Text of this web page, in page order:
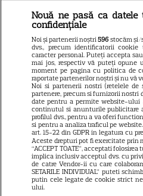
Cum
și care
Nouă ne pasă ca datele
confidențiale
Noi și partenerii noștri596 stocăm și/
dvs., precum identificatorii
caracter personal. Puteți accepta
mai jos, respectiv vă puteți
moment pe pagina cu politica de
raportate partenerilor noștri și nu vă
Noi si partenerii nostri (retelele de
partenere, precum si furnizorii nostri
date pentru a permite website-ului
continutul si anunturile publicitare
profilul dvs., pentru a va oferi
si pentru a analiza traficul pe
art. 15-22 din GDPR in legatura cu
Aceste drepturi pot fi exercitate prin
“ACCEPT TOATE”, acceptati
implica inclusiv acceptul dvs. cu
de catre Vendor-ii cu care
SETARILE INDIVIDUAL” puteti
putin cele legate de cookie strict
ului.